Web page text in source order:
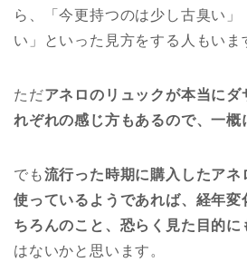
ら、「今更持つのは少し古臭い」
い」といった見方をする人もいま
ただアネロのリュックが本当に
れぞれの感じ方もあるので、一概
でも流行った時期に購入したアネ
使っているようであれば、経年変
ちろんのこと、恐らく見た目的に
はないかと思います。